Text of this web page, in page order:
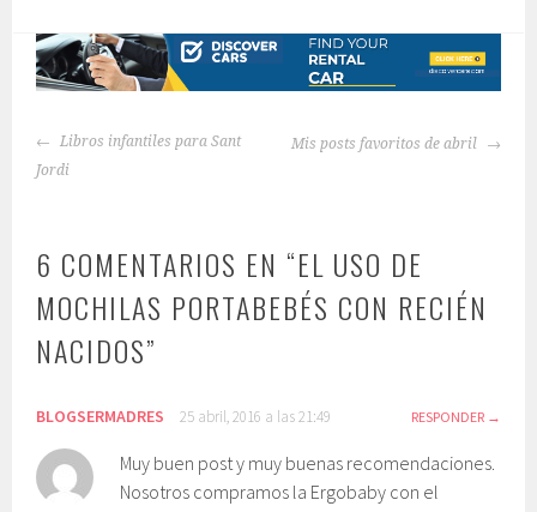
NAVEGACIÓN
DE
Libros infantiles para Sant
Jordi
Mis posts favoritos de abril
6 COMENTARIOS EN “EL USO DE
MOCHILAS PORTABEBÉS CON RECIÉN
NACIDOS”
BLOGSERMADRES 25 abril, 2016 a las 21:49 RESPONDER
Muy buen post y muy buenas recomendaciones.
Nosotros compramos la Ergobaby con el